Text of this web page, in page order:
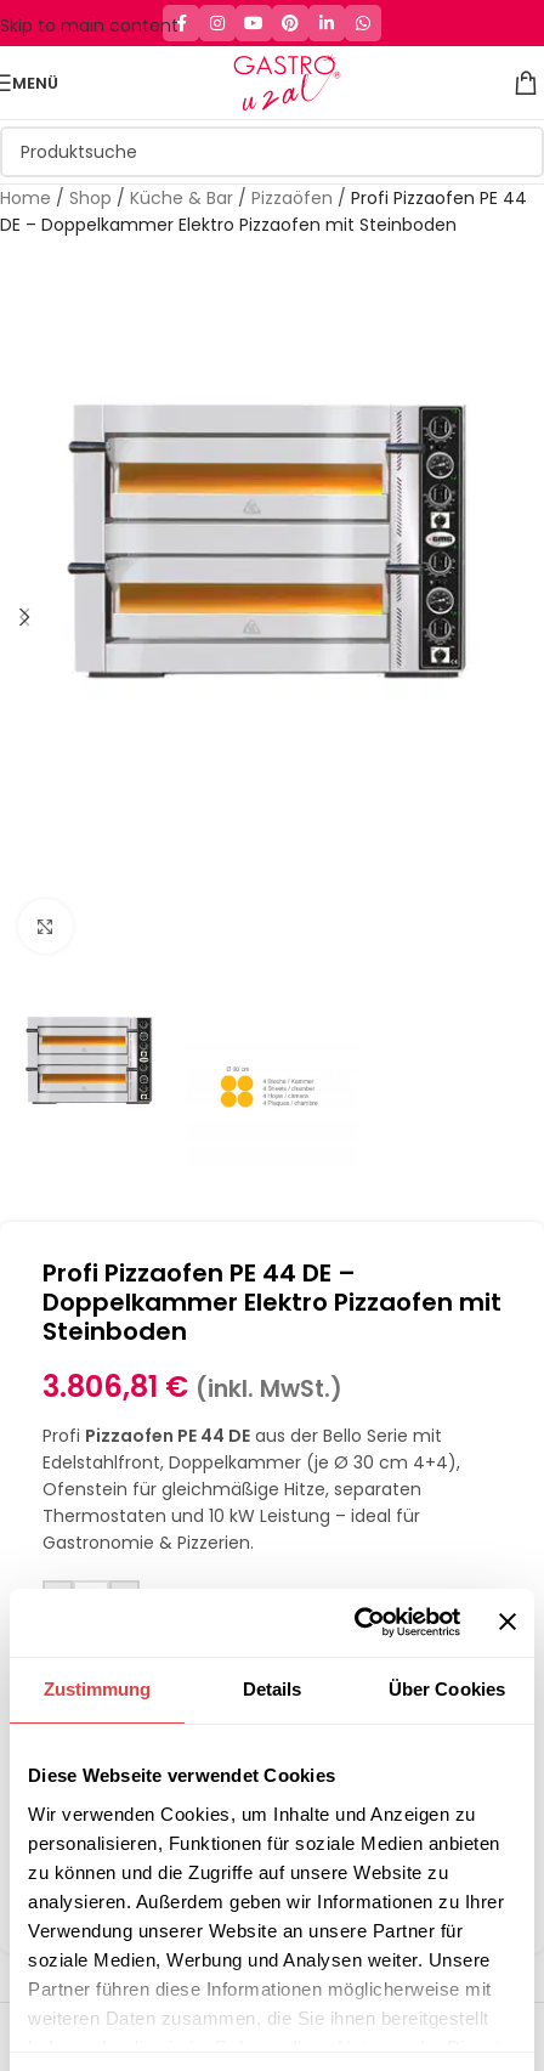
Zustimmung Details Über Cookies
Diese Webseite verwendet Cookies
Wir verwenden Cookies, um Inhalte und Anzeigen zu
personalisieren, Funktionen für soziale Medien anbieten
zu können und die Zugriffe auf unsere Website zu
analysieren. Außerdem geben wir Informationen zu Ihrer
Verwendung unserer Website an unsere Partner für
soziale Medien, Werbung und Analysen weiter. Unsere
Partner führen diese Informationen möglicherweise mit
weiteren Daten zusammen, die Sie ihnen bereitgestellt
Skip to main content
MENÜ
Home / Shop / Küche & Bar / Pizzaöfen / Profi Pizzaofen PE 44
DE – Doppelkammer Elektro Pizzaofen mit Steinboden
Profi Pizzaofen PE 44 DE –
Doppelkammer Elektro Pizzaofen mit
Steinboden
3.806,81 € (inkl. MwSt.)
Profi Pizzaofen PE 44 DE aus der Bello Serie mit
Edelstahlfront, Doppelkammer (je Ø 30 cm 4+4),
Ofenstein für gleichmäßige Hitze, separaten
Thermostaten und 10 kW Leistung – ideal für
Gastronomie & Pizzerien.
Stückzahlen?
Kategorie: Pizzaöfen
Teilen: